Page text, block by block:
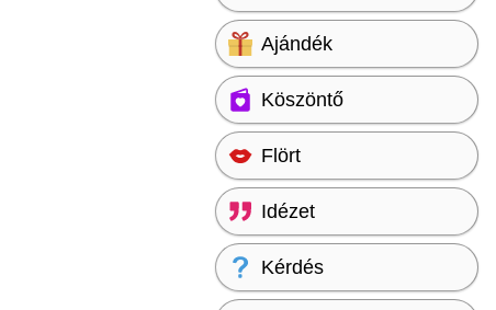
Ajándék
Köszöntő
Flört
Idézet
Kérdés